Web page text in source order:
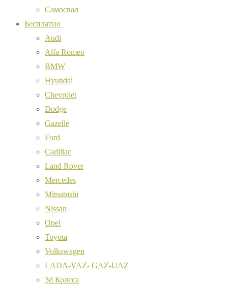
Самосвал
Бесплатно
Audi
Alfa Romeo
BMW
Hyundai
Chevrolet
Dodge
Gazelle
Ford
Cadillac
Land Rover
Mercedes
Mitsubishi
Nissan
Opel
Toyota
Volkswagen
LADA-VAZ- GAZ-UAZ
3d Колеса